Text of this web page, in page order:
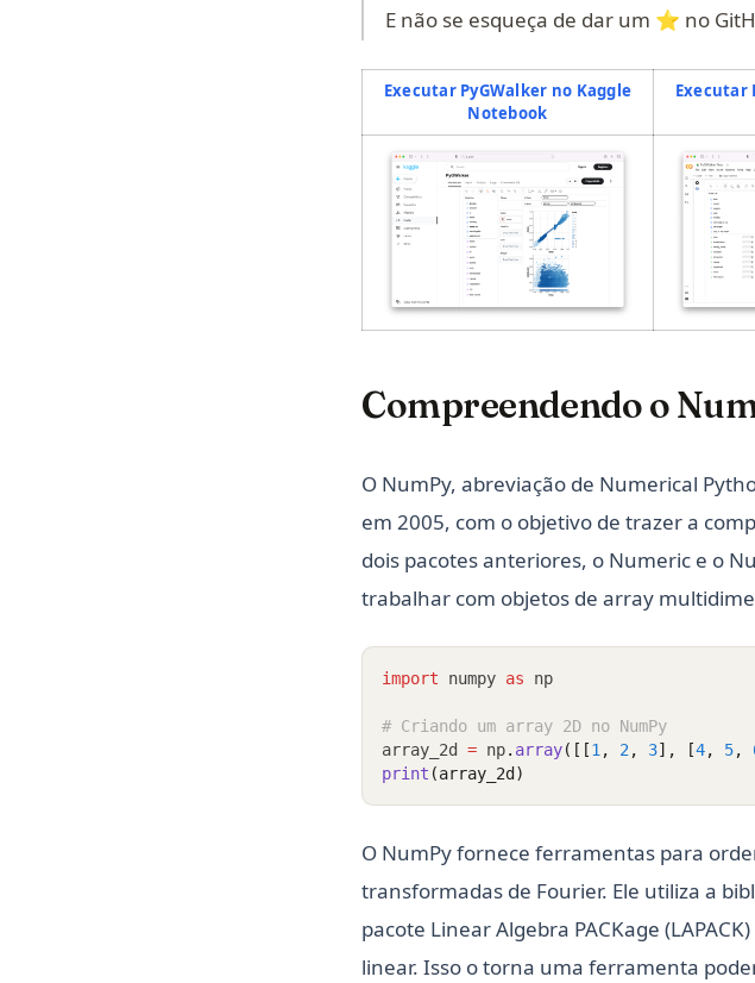
E não se esqueça de dar um ⭐️ no
Executar PyGWalker no Kaggle
Notebook(opens in a new tab)
Executar
(opens in a new tab)
Compreendendo o
O NumPy, abreviação de Numerical
em 2005, com o objetivo de trazer a
dois pacotes anteriores, o Numeric e o
trabalhar com objetos de array
import numpy as np
# Criando um array 2D no NumPy
array_2d = np. array([[1, 2, 3], [4, 5,
print (array_2d)
O NumPy fornece ferramentas para
transformadas de Fourier. Ele utiliza a
pacote Linear Algebra PACKage
linear. Isso o torna uma ferramenta